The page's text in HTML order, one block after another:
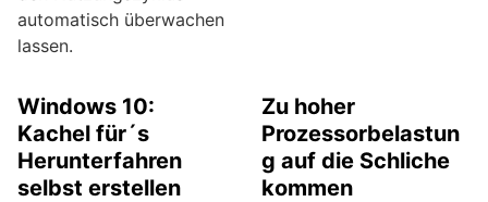
automatisch überwachen
lassen.
Windows 10:
Kachel für´s
Herunterfahren
selbst erstellen
Zu hoher
Prozessorbelastun
g auf die Schliche
kommen